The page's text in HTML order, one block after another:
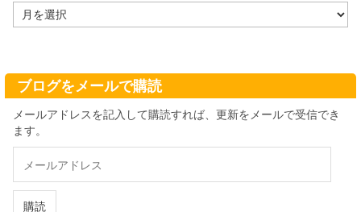
ー
ブ
ブログをメールで購読
メールアドレスを記入して購読すれば、更新をメールで受信でき
ます。
ル
購読